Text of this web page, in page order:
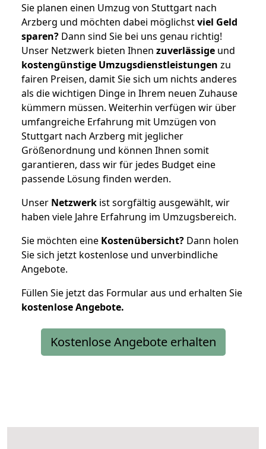
Sie planen einen Umzug von Stuttgart nach
Arzberg und möchten dabei möglichstviel Geld
sparen? Dann sind Sie bei uns genau richtig!
Unser Netzwerk bieten Ihnen zuverlässige und
kostengünstige Umzugsdienstleistungen zu
fairen Preisen, damit Sie sich um nichts anderes
als die wichtigen Dinge in Ihrem neuen Zuhause
kümmern müssen. Weiterhin verfügen wir über
umfangreiche Erfahrung mit Umzügen von
Stuttgart nach Arzberg mit jeglicher
Größenordnung und können Ihnen somit
garantieren, dass wir für jedes Budget eine
passende Lösung finden werden.
Unser Netzwerk ist sorgfältig ausgewählt, wir
haben viele Jahre Erfahrung im Umzugsbereich.
Sie möchten eine Kostenübersicht? Dann holen
Sie sich jetzt kostenlose und unverbindliche
Angebote.
Füllen Sie jetzt das Formular aus und erhalten Sie
kostenloseAngebote.
Kostenlose Angebote erhalten